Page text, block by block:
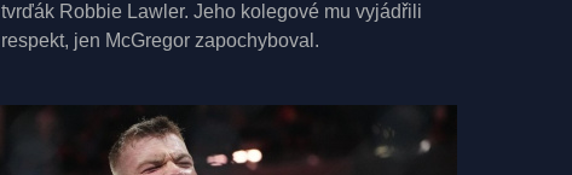
tvrďák Robbie Lawler. Jeho kolegové mu vyjádřili
respekt, jen McGregor zapochyboval.